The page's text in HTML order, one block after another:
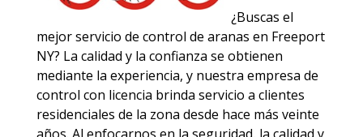
¿Buscas el
mejor servicio de control de aranas en Freeport
NY? La calidad y la confianza se obtienen
mediante la experiencia, y nuestra empresa de
control con licencia brinda servicio a clientes
residenciales de la zona desde hace más veinte